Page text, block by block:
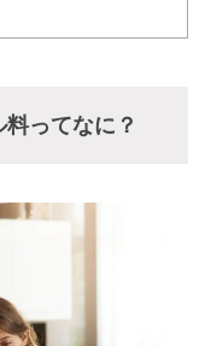
ってなに？